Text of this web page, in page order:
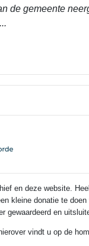
de gemeente
en deze website.
kleine donatie te
en
vindt u op de